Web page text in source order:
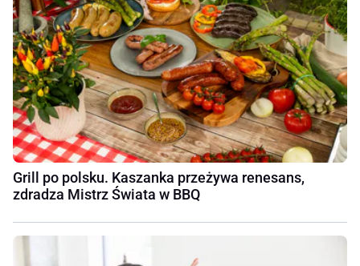
Grill po polsku. Kaszanka przeżywa renesans,
zdradza Mistrz Świata w BBQ